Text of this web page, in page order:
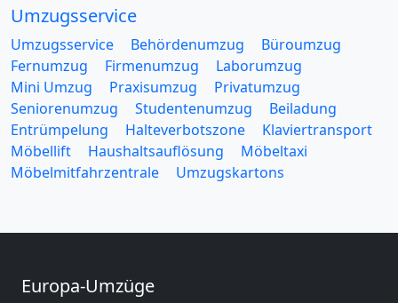
Umzugsservice
Umzugsservice Behördenumzug
Büroumzug
Fernumzug
Firmenumzug
Laborumzug
Mini Umzug
Praxisumzug
Privatumzug
Seniorenumzug
Studentenumzug
Beiladung
Entrümpelung
Halteverbotszone
Klaviertransport
Möbellift
Haushaltsauflösung
Möbeltaxi
Möbelmitfahrzentrale
Umzugskartons
Europa-Umzüge